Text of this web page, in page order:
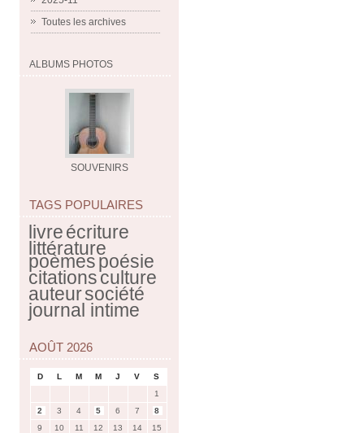
Toutes les archives
ALBUMS PHOTOS
SOUVENIRS
TAGS POPULAIRES
livreécriture
littérature
poèmespoésie
citationsculture
auteursociété
journal intime
AOÛT 2026
D L M M J V
S
1
2
3 4 5 6 7
8
9
10 11 12 13 14
15